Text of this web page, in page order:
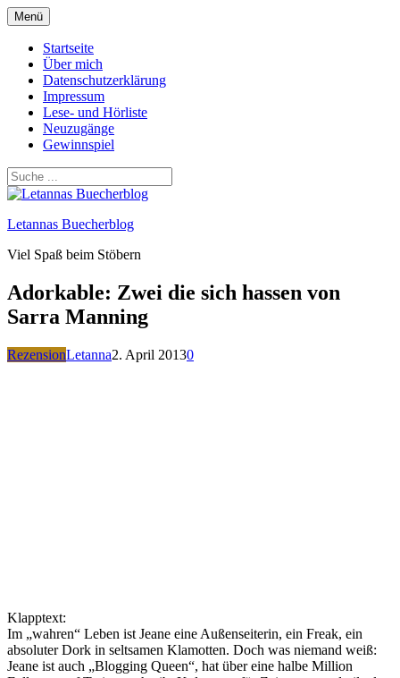
Zum
Inhalt
springen
Menü
Startseite
Über mich
Datenschutzerklärung
Impressum
Lese- und Hörliste
Neuzugänge
Gewinnspiel
Letannas Buecherblog
Viel Spaß beim Stöbern
Adorkable: Zwei die sich hassen von
Sarra Manning
RezensionLetanna2. April 20130
Klapptext:
Im „wahren“ Leben ist Jeane eine Außenseiterin, ein Freak, ein
absoluter Dork in seltsamen Klamotten. Doch was niemand weiß:
Jeane ist auch „Blogging Queen“, hat über eine halbe Million